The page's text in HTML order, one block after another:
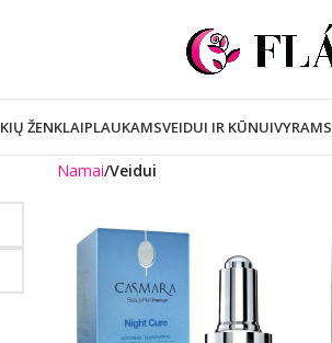
ŽENKLAIPLAUKAMSVEIDUI IR KŪNUIVYRAMS
Namai Veidui